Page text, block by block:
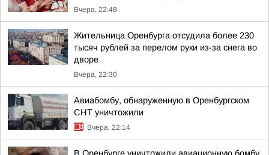
Вчера, 22:48
Жительница Оренбурга отсудила более 230
тысяч рублей за перелом руки из-за снега во
дворе
Вчера, 22:30
Авиабомбу, обнаруженную в Оренбургском
СНТ уничтожили
Вчера, 22:14